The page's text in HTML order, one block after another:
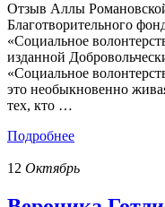
Отзыв Аллы
Благотворительного
«Социальное
изданной
«Социальное
это необыкновенно
тех, кто …
Подробнее
12 Октябрь